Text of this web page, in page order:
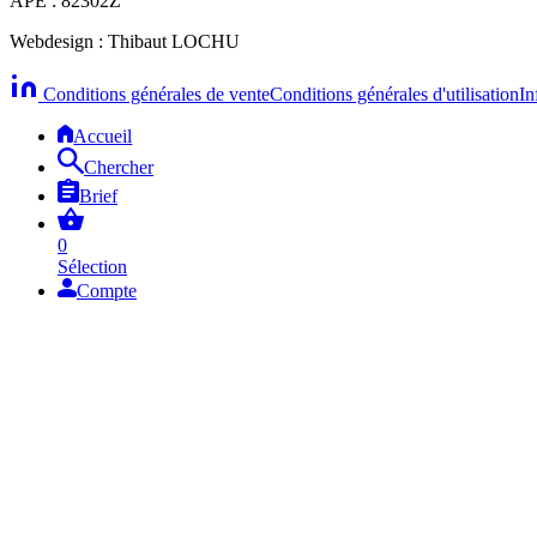
Webdesign : Thibaut LOCHU
Conditions générales de venteConditions générales d'utilisation
Accueil
Chercher
Brief
0
Sélection
Compte